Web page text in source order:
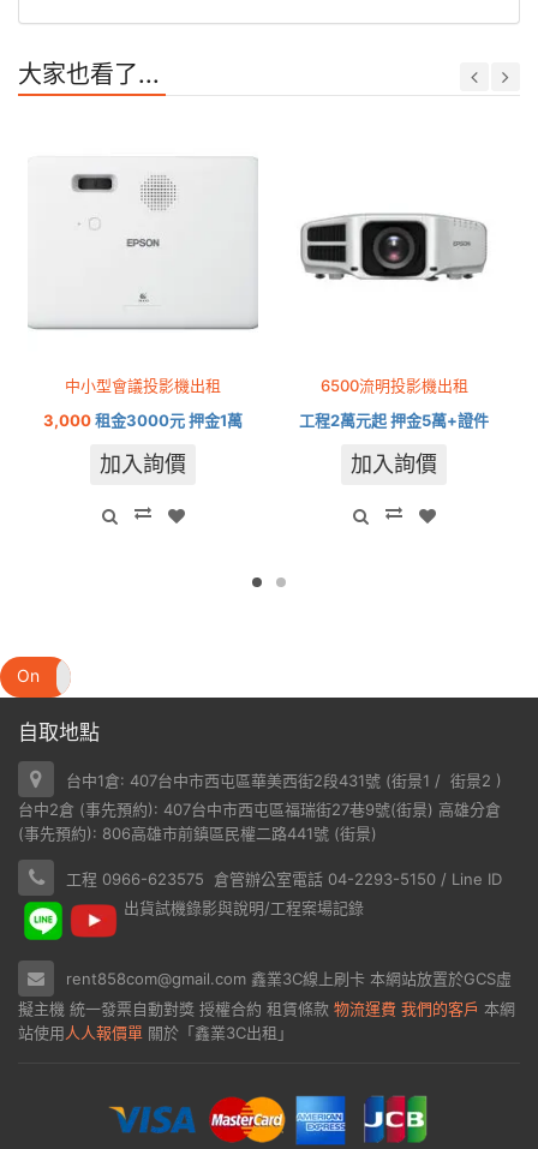
大家也看了...
中小型會議投影機出租
3,000租金3000元 押金1萬
加入詢價
6500流明投影機出租
工程2萬元起 押金5萬+證件
加入詢價
On
自取地點
台中1倉: 407台中市西屯區華美西街2段431號 (街景1 / 街景2 )
台中2倉 (事先預約): 407台中市西屯區福瑞街27巷9號(街景) 高雄分倉
(事先預約): 806高雄市前鎮區民權二路441號 (街景)
工程 0966-623575 倉管辦公室電話 04-2293-5150 / Line ID
出貨試機錄影與說明/工程案場記錄
rent858com@gmail.com 鑫業3C線上刷卡 本網站放置於GCS虛
擬主機 統一發票自動對獎 授權合約 租賃條款 物流運費 我們的客戶 本網
站使用人人報價單 關於「鑫業3C出租」